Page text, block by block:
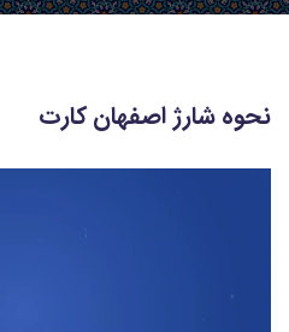
نحوه شارژ اصفهان کارت